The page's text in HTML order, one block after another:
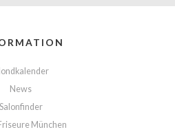
News
Salonfinder
München